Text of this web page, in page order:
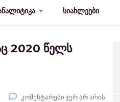
სიახლეები
2020 წელს
კომენტარები ჯერ არ არის